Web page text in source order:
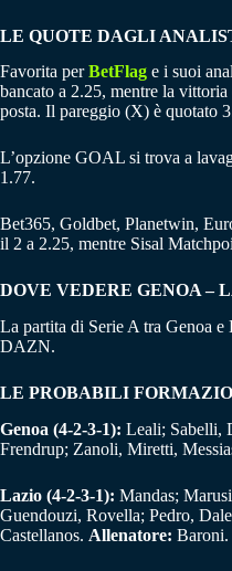
LE QUOTE DAGLI
Favorita perBetFlag e i suoi
bancato a 2.25, mentre la
posta. Il pareggio (X) è quotato
L’opzione GOAL si trova a
1.77.
Bet365, Goldbet, Planetwin,
il 2 a 2.25, mentre Sisal
DOVE VEDERE GENOA –
La partita di Serie A tra Genoa e
DAZN.
LE PROBABILI
Genoa (4-2-3-1): Leali; Sabelli,
Frendrup; Zanoli, Miretti,
Lazio (4-2-3-1): Mandas;
Guendouzi, Rovella; Pedro,
Castellanos. Allenatore: Baroni.